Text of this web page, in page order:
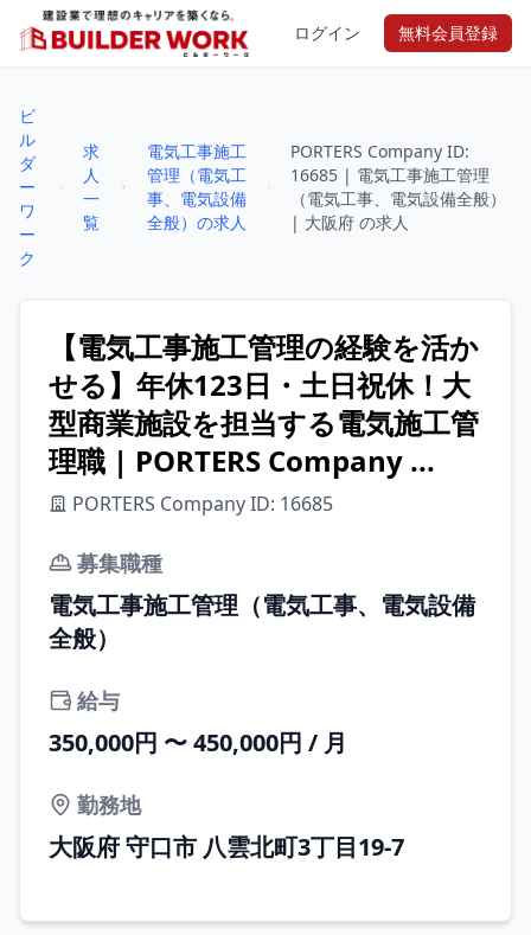
ログイン 無料会員登録
ビ
ル
ダ
ー
ワ
ー
ク
求
人
一
覧
電気工事施工
管理（電気工
事、電気設備
全般）の求人
PORTERS Company ID:
16685 | 電気工事施工管理
（電気工事、電気設備全般）
| 大阪府 の求人
【電気工事施工管理の経験を活か
せる】年休123日・土日祝休！大
型商業施設を担当する電気施工管
理職 | PORTERS Company ...
PORTERS Company ID: 16685
募集職種
電気工事施工管理（電気工事、電気設備
全般）
給与
350,000円 〜 450,000円 / 月
勤務地
大阪府 守口市 八雲北町3丁目19-7